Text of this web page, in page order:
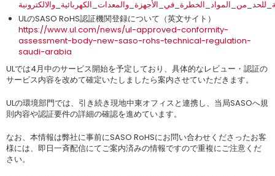
ULのSASO RoHS認証機関登録について（英文サイト）
https://www.ul.com/news/ul-approved-conformity-
assessment-body-new-saso-rohs-technical-regulation-
saudi-arabia
ULでは4月中のサービス開始を予定しており、具体的なレビュー・認証の
サービス内容を改めて確定いたしましたら案内させていただきます。
ULの環境部門では、引き続き現地中東オフィスと連携し、当局SASOへ規
則内容や認証要件の詳細の確認を進めています。
なお、本情報は弊社に事前にSASO RoHSにお問い合わせくださったお客
様には、即日一斉配信にてご案内済みの情報ですので重複にご注意くだ
さい。